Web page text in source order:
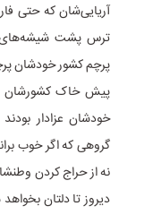
آریایی‌شان که حتی
ترس پشت شیشه‌های
پرچم کشور خودشان
پیش خاک کشورشان
خودشان عزادار
گروهی که اگر خوب
نه از حراج کردن
دیروز تا دلتان